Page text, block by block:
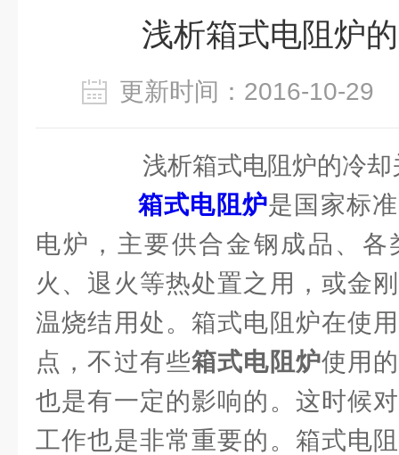
浅析箱式电阻炉
更新时间：2016-10-
浅析箱式电阻炉的冷却
箱式电阻炉是国家标
电炉，主要供合金钢成品、
火、退火等热处置之用，或金
温烧结用处。箱式电阻炉在使
点，不过有些箱式电阻炉使用
也是有一定的影响的。这时候
工作也是非常重要的。箱式电